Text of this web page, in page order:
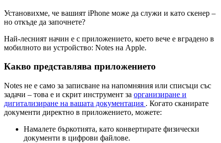
Установихме, че вашият iPhone може да служи и като скенер –
но откъде да започнете?
Най-лесният начин е с приложението, което вече е вградено в
мобилното ви устройство: Notes на Apple.
Какво представлява приложението
Notes не е само за записване на напомняния или списъци със
задачи – това е и скрит инструмент за организиране и
дигитализиране на вашата документация . Когато сканирате
документи директно в приложението, можете:
Намалете бъркотията, като конвертирате физически
документи в цифрови файлове.